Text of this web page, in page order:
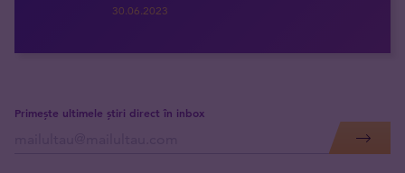
30.06.2023
Primește ultimele știri direct în inbox